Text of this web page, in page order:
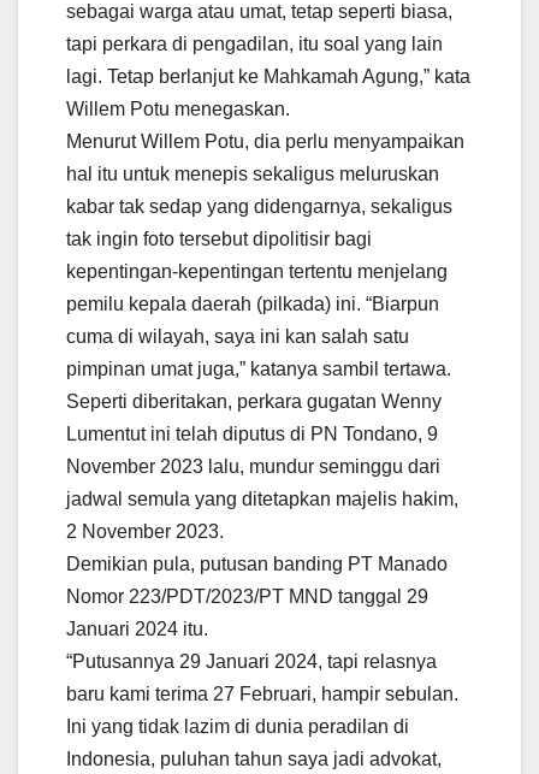
sebagai warga atau umat, tetap seperti biasa,
tapi perkara di pengadilan, itu soal yang lain
lagi. Tetap berlanjut ke Mahkamah Agung,” kata
Willem Potu menegaskan.
Menurut Willem Potu, dia perlu menyampaikan
hal itu untuk menepis sekaligus meluruskan
kabar tak sedap yang didengarnya, sekaligus
tak ingin foto tersebut dipolitisir bagi
kepentingan-kepentingan tertentu menjelang
pemilu kepala daerah (pilkada) ini. “Biarpun
cuma di wilayah, saya ini kan salah satu
pimpinan umat juga,” katanya sambil tertawa.
Seperti diberitakan, perkara gugatan Wenny
Lumentut ini telah diputus di PN Tondano, 9
November 2023 lalu, mundur seminggu dari
jadwal semula yang ditetapkan majelis hakim,
2 November 2023.
Demikian pula, putusan banding PT Manado
Nomor 223/PDT/2023/PT MND tanggal 29
Januari 2024 itu.
“Putusannya 29 Januari 2024, tapi relasnya
baru kami terima 27 Februari, hampir sebulan.
Ini yang tidak lazim di dunia peradilan di
Indonesia, puluhan tahun saya jadi advokat,